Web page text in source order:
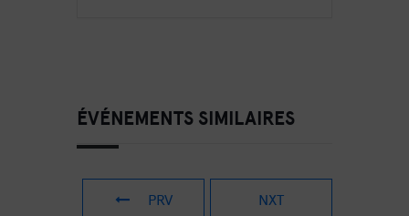
ÉVÉNEMENTS SIMILAIRES
PRV
NXT